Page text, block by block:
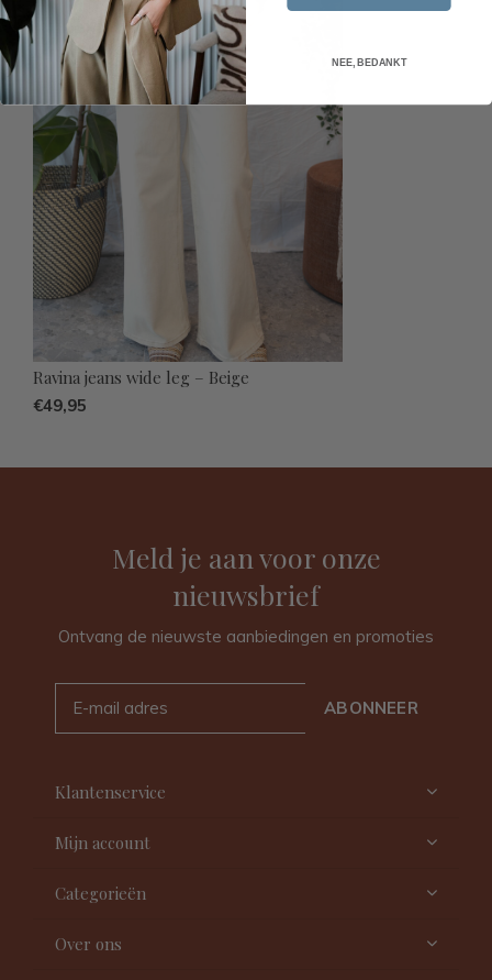
Ravina jeans wide leg – Beige
€49,95
Meld je aan voor onze
nieuwsbrief
Ontvang de nieuwste aanbiedingen en promoties
ABONNEER
Klantenservice
Mijn account
Categorieën
Over ons
NEE, BEDANKT